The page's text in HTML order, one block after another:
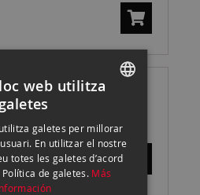
DISPARO
ENGLISH
CATALAN
web utilitza
galetes
galetes per millorar
En utilitzar el nostre
totes les galetes d’acord
de galetes. Más